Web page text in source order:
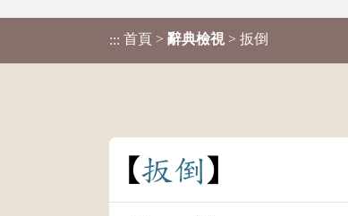
::: 首頁 > 辭典檢視 > 扳倒
扳倒